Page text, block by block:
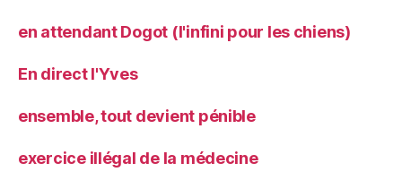
en attendant Dogot (l'infini pour les chiens)
En direct l'Yves
ensemble, tout devient pénible
exercice illégal de la médecine